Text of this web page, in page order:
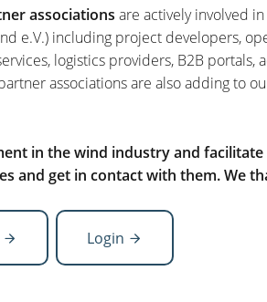
associations are actively involved
e.V.) including project developers,
logistics providers, B2B
associations are also adding to
in the wind industry and
and get in contact with them. We
Login